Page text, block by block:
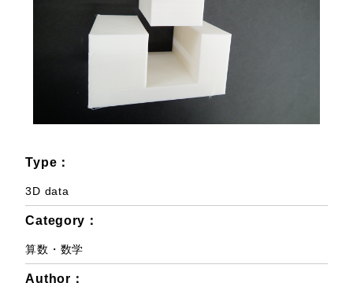
Type：
3D data
Category：
算数・数学
Author：